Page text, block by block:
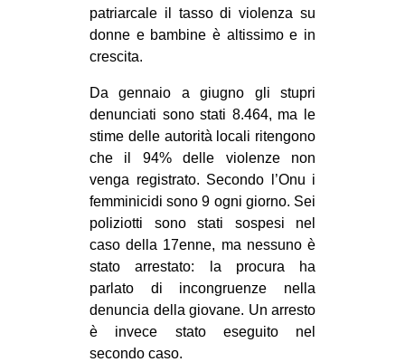
PRECARIATO
REPRESSIONE
CULTURE
ARTE
CINEMA
MANIFESTI
RECENSIONI
INTERNAZIONALE
AFRICA
patriarcale il tasso di violenza su
donne e bambine è altissimo e in
crescita.
Da gennaio a giugno gli stupri
denunciati sono stati 8.464, ma le
stime delle autorità locali ritengono
che il 94% delle violenze non
venga registrato. Secondo l’Onu i
femminicidi sono 9 ogni giorno. Sei
poliziotti sono stati sospesi nel
caso della 17enne, ma nessuno è
stato arrestato: la procura ha
parlato di incongruenze nella
denuncia della giovane. Un arresto
è invece stato eseguito nel
secondo caso.